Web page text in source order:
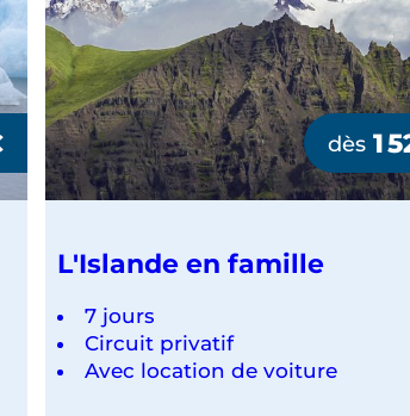
dès 1
L'Islande en famille
7 jours
Circuit privatif
Avec location de voiture